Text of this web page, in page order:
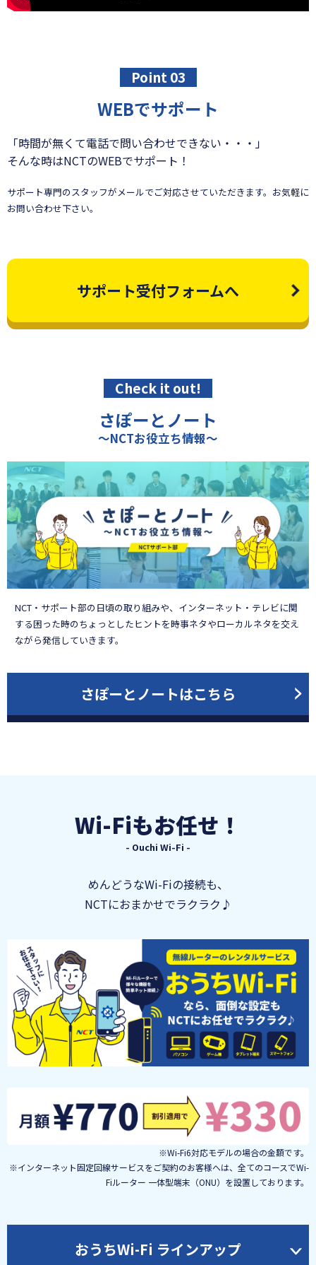
Point 03
WEBでサポート
「時間が無くて電話で問い合わせできない・・・」
そんな時はNCTのWEBでサポート！
サポート専門のスタッフがメールでご対応させていただきます。お気軽に
お問い合わせ下さい。
サポート受付フォームへ
Check it out!
さぽーとノート
～NCTお役立ち情報～
NCT・サポート部の日頃の取り組みや、インターネット・テレビに関
する困った時のちょっとしたヒントを時事ネタやローカルネタを交え
ながら発信していきます。
さぽーとノートはこちら
Wi-Fiもお任せ！
- Ouchi Wi-Fi -
めんどうなWi-Fiの接続も、
NCTにおまかせでラクラク♪
※Wi-Fi6対応モデルの場合の金額です。
※インターネット固定回線サービスをご契約のお客様へは、全てのコースでWi-
Fiルーター 一体型端末（ONU）を設置しております。
おうちWi-Fi ラインアップ